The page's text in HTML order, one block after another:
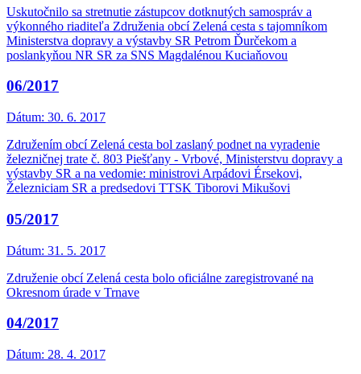
Uskutočnilo sa stretnutie zástupcov dotknutých samospráv a
výkonného riaditeľa Združenia obcí Zelená cesta s tajomníkom
Ministerstva dopravy a výstavby SR Petrom Ďurčekom a
poslankyňou NR SR za SNS Magdalénou Kuciaňovou
06/2017
Dátum: 30. 6. 2017
Združením obcí Zelená cesta bol zaslaný podnet na vyradenie
železničnej trate č. 803 Piešťany - Vrbové, Ministerstvu dopravy a
výstavby SR a na vedomie: ministrovi Arpádovi Érsekovi,
Železniciam SR a predsedovi TTSK Tiborovi Mikušovi
05/2017
Dátum: 31. 5. 2017
Združenie obcí Zelená cesta bolo oficiálne zaregistrované na
Okresnom úrade v Trnave
04/2017
Dátum: 28. 4. 2017